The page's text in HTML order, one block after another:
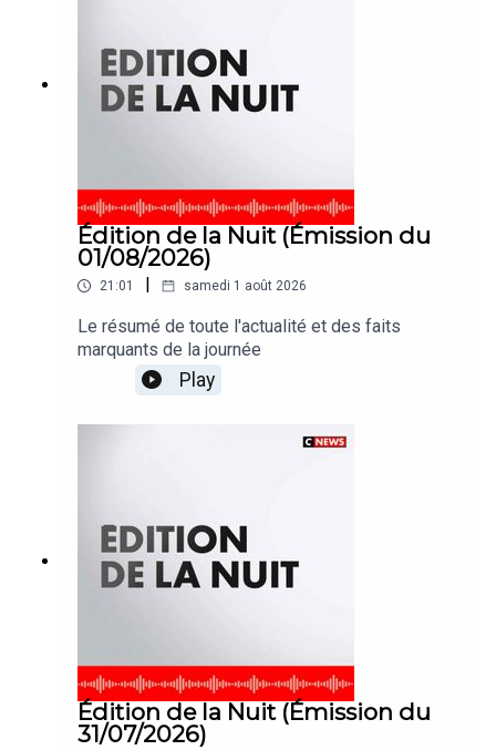
Édition de la Nuit (Émission du
01/08/2026)
21:01 | samedi 1 août 2026
Le résumé de toute l'actualité et des faits
marquants de la journée
Play
Édition de la Nuit (Émission du
31/07/2026)